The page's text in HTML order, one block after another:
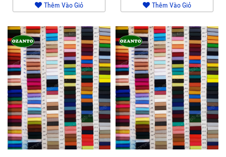
Thêm Vào Giỏ Thêm Vào Giỏ